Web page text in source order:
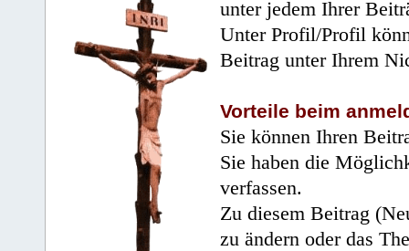
unter jedem Ihrer
Unter Profil/Profil
Beitrag unter Ihrem
Vorteile beim
Sie können Ihren
Sie haben die
verfassen.
Zu diesem Beitrag
zu ändern oder das